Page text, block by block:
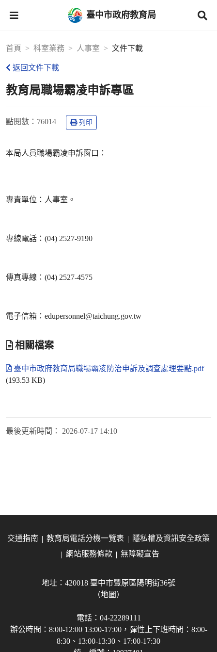
臺中市政府教育局
首頁 科室業務 人事室 文件下載
返回文件下載
教育局職場霸凌申訴專區
點閱數 ：76014 列印
本局人員職場霸凌申訴窗口：
專責單位：人事室。
專線電話：(04) 2527-9190
傳真專線：(04) 2527-4575
電子信箱：edupersonnel@taichung.gov.tw
相關檔案
臺中市政府教育局職場霸凌防治申訴及調查處理要點.pdf
(193.53 KB)
最後更新時間： 2026-07-17 14:10
交通指南 教育局電話分機一覽表
隱私權及資訊安全政策
網站服務條款
無障礙宣告
地址：420018 臺中市豐原區陽明街36號
（地圖）
電話：04-22289111
辦公時間：8:00-12:00 13:00-17:00，彈性上下班時間：8:00-
8:30、13:00-13:30、17:00-17:30